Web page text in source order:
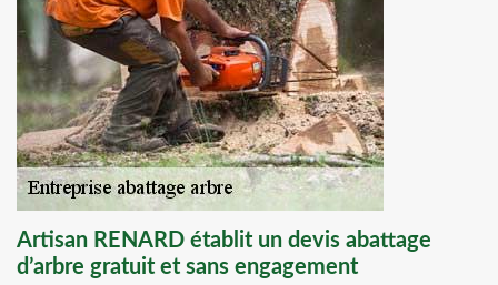
Artisan RENARD établit un devis abattage
d’arbre gratuit et sans engagement